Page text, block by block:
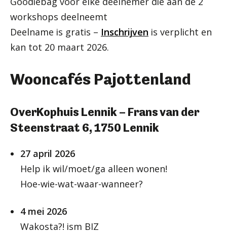
workshops deelneemt
Deelname is gratis – Inschrijven is verplicht en
kan tot 20 maart 2026.
Wooncafés Pajottenland
OverKophuis Lennik – Frans van der
Steenstraat 6, 1750 Lennik
27 april 2026
Help ik wil/moet/ga alleen wonen!
Hoe-wie-wat-waar-wanneer?
4 mei 2026
Wakosta?! ism BIZ